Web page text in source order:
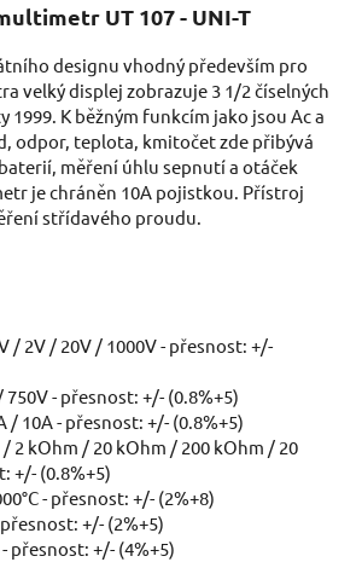
klešťový, AC/DC proud a napětí
UT 107 - UNI-T
designu vhodný především pro
velký displej zobrazuje 3 1/2 číselných
1999. K běžným funkcím jako jsou Ac a
odpor, teplota, kmitočet zde přibývá
měření úhlu sepnutí a otáček
je chráněn 10A pojistkou. Přístroj
střídavého proudu.
/ 2V / 20V / 1000V - přesnost: +/-
- přesnost: +/- (0.8%+5)
/ 10A - přesnost: +/- (0.8%+5)
2 kOhm / 20 kOhm / 200 kOhm / 20
+/- (0.8%+5)
- přesnost: +/- (2%+8)
+/- (2%+5)
přesnost: +/- (4%+5)